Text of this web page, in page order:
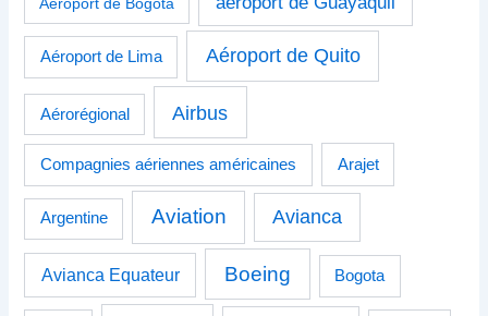
Aéroport de Lima Aéroport de Quito
Aérorégional Airbus
Compagnies aériennes américaines Arajet
Argentine Aviation Avianca
Avianca Equateur Boeing Bogota